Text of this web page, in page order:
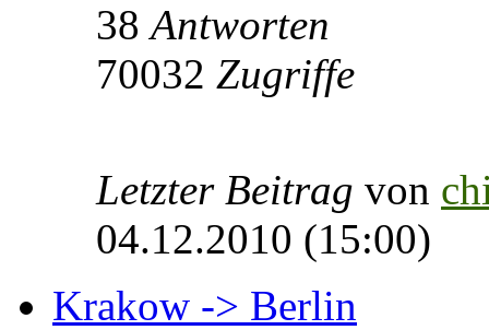
38Antworten
70032 Zugriffe
Letzter Beitrag von
04.12.2010 (15:00)
Krakow -> Berlin